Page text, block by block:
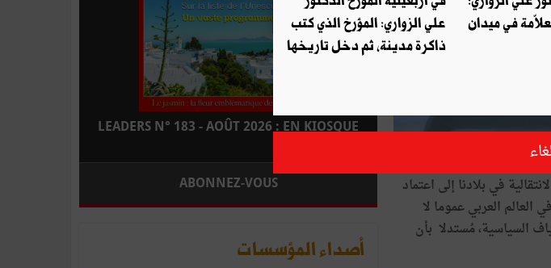
الجزيرة
في بلادنا إلى اعتماد
في العالم العربيعموما لا
السياسية، مُستدلا بأن
LEADERS N° 183 - AOÛT 2026 : EN KIOSQUE
ABONNEZ-VOUS
أصداء المؤسسات
في ميدان
علي الزواري: المؤرخ الذي كتب
ذاكرة مدينة، ثم دخل تاريخها